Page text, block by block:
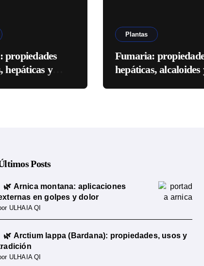
propiedades
hepáticas y
Plantas
Fumaria:
hepáticas, alcaloides
Posts
🌿 Arnica montana: aplicaciones
en golpes y dolor
ULHAIA QI
🌿 Arctium lappa (Bardana): propiedades, usos y
ULHAIA QI